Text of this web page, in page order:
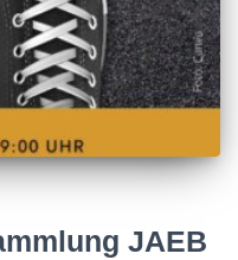
JAEB